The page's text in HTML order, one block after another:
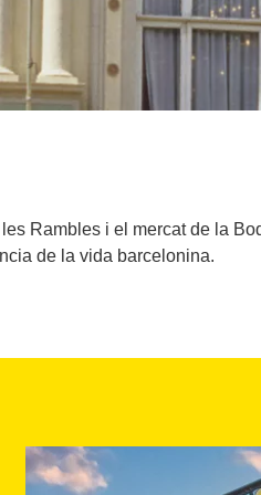
Rambles i el mercat de la
de la vida barcelonina.